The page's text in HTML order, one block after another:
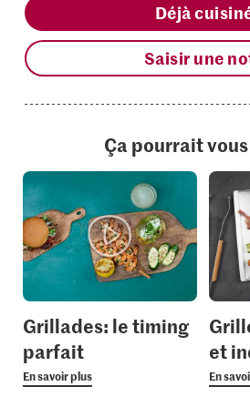
Déjà
Saisir une
Ça pourrait
Grillades: le timing
parfait
En savoir plus
et
En